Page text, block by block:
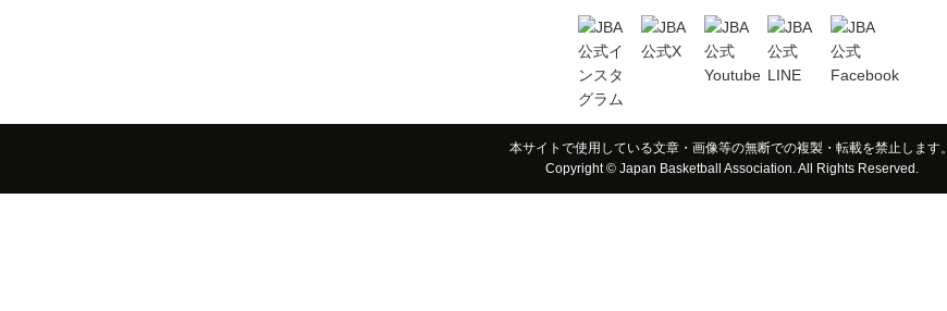
本サイトで使用している文章・画像等の無断での複製・転載を禁止します。
Copyright © Japan Basketball Association. All Rights Reserved.